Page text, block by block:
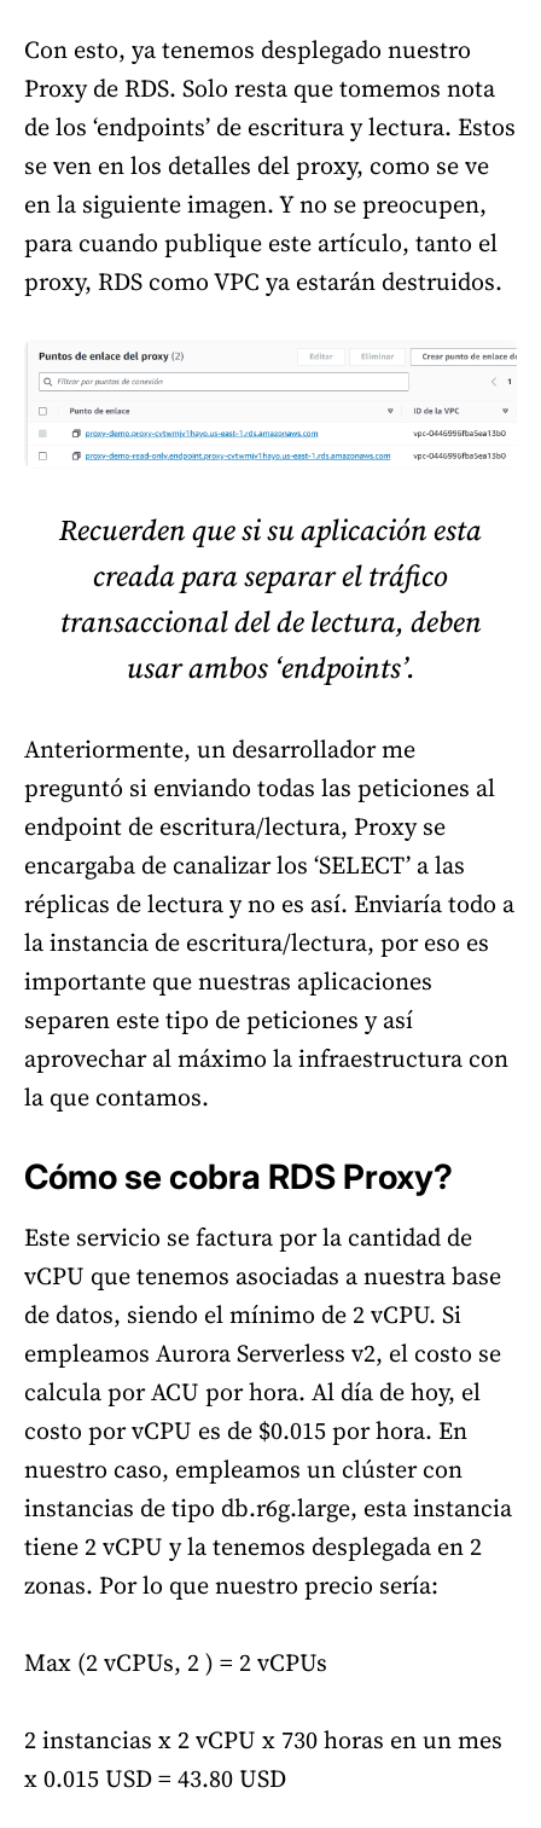
Con esto, ya tenemos desplegado nuestro
Proxy de RDS. Solo resta que tomemos nota
de los ‘endpoints’ de escritura y lectura. Estos
se ven en los detalles del proxy, como se ve
en la siguiente imagen. Y no se preocupen,
para cuando publique este artículo, tanto el
proxy, RDS como VPC ya estarán destruidos.
Recuerden que si su aplicación esta
creada para separar el tráfico
transaccional del de lectura, deben
usar ambos ‘endpoints’.
Anteriormente, un desarrollador me
preguntó si enviando todas las peticiones al
endpoint de escritura/lectura, Proxy se
encargaba de canalizar los ‘SELECT’ a las
réplicas de lectura y no es así. Enviaría todo a
la instancia de escritura/lectura, por eso es
importante que nuestras aplicaciones
separen este tipo de peticiones y así
aprovechar al máximo la infraestructura con
la que contamos.
Cómo se cobra RDS Proxy?
Este servicio se factura por la cantidad de
vCPU que tenemos asociadas a nuestra base
de datos, siendo el mínimo de 2 vCPU. Si
empleamos Aurora Serverless v2, el costo se
calcula por ACU por hora. Al día de hoy, el
costo por vCPU es de $0.015 por hora. En
nuestro caso, empleamos un clúster con
instancias de tipo db.r6g.large, esta instancia
tiene 2 vCPU y la tenemos desplegada en 2
zonas. Por lo que nuestro precio sería:
Max (2 vCPUs, 2 ) = 2 vCPUs
2 instancias x 2 vCPU x 730 horas en un mes
x 0.015 USD = 43.80 USD